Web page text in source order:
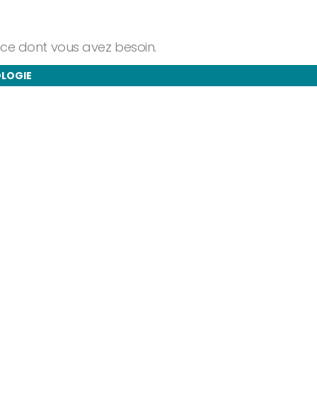
dont vous avez besoin.